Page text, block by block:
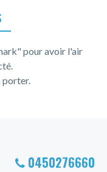
pour avoir l'air
porter.
0450276660